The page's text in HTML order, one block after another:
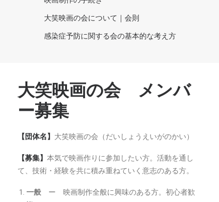
大笑映画の会について｜会則
感染症予防に関する会の基本的な考え方
大笑映画の会 メンバ
ー募集
【団体名】 大笑映画の会（だいしょうえいがのかい）
【募集】 本気で映画作りに参加したい方。活動を通し
て、技術・経験を共に積み重ねていく意志のある方。
一般 ー 映画制作全般に興味のある方。初心者歓